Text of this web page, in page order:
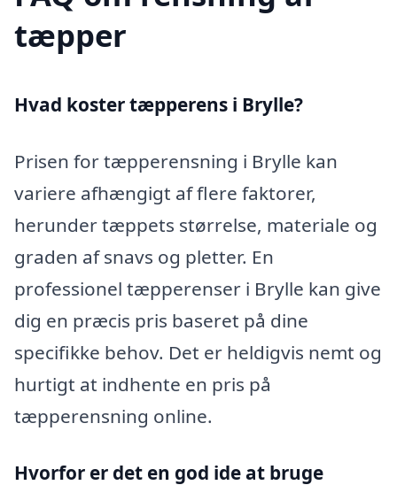
tæpper
Hvad koster tæpperens i Brylle?
Prisen for tæpperensning i Brylle kan
variere afhængigt af flere faktorer,
herunder tæppets størrelse, materiale og
graden af snavs og pletter. En
professionel tæpperenser i Brylle kan give
dig en præcis pris baseret på dine
specifikke behov. Det er heldigvis nemt og
hurtigt at indhente en pris på
tæpperensning online.
Hvorfor er det en god ide at bruge